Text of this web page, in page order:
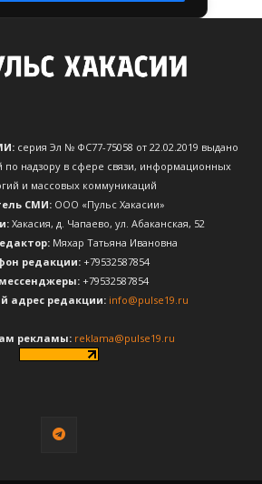
серия Эл № ФС77-75058 от 22.02.2019 выдано
надзору в сфере связи, информационных
и массовых коммуникаций
СМИ: ООО «Пульс Хакасии»
Хакасия, д. Чапаево, ул. Абаканская, 52
Мяхар Татьяна Ивановна
редакции:+79532587854
+79532587854
адрес редакции: info@pulse19.ru
рекламы: reklama@pulse19.ru